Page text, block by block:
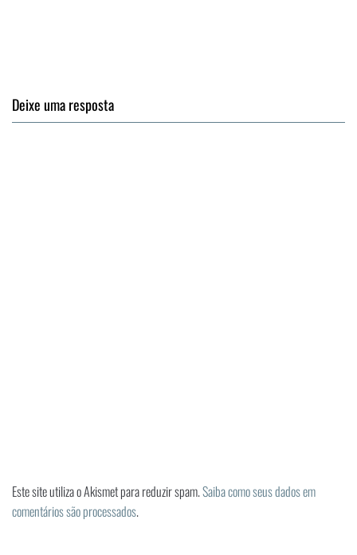
Deixe uma resposta
Este site utiliza o Akismet para reduzir spam.Saiba como seus dados em
comentários são processados.